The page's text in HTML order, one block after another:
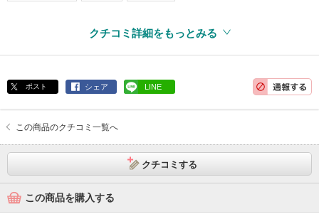
クチコミ詳細をもっとみる
ポスト シェア LINE
この商品のクチコミ一覧へ
クチコミする
この商品を購入する